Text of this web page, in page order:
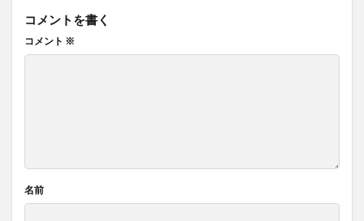
コメントを書く
コメント ※
名前